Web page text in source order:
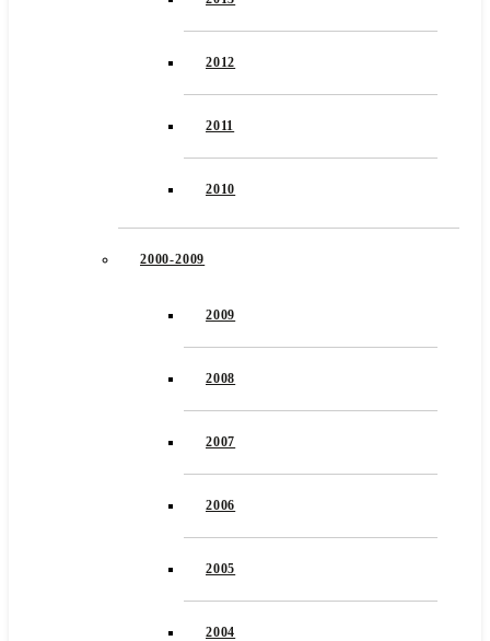
2012
2011
2010
2000-2009
2009
2008
2007
2006
2005
2004